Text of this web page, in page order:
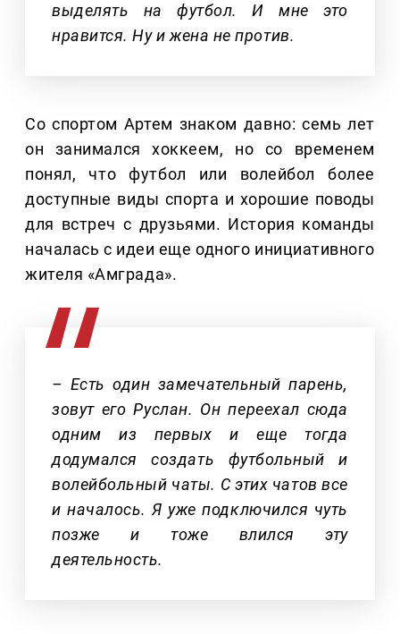
выделять на футбол. И мне это
нравится. Ну и жена не против.
Со спортом Артем знаком давно: семь лет
он занимался хоккеем, но со временем
понял, что футбол или волейбол более
доступные виды спорта и хорошие поводы
для встреч с друзьями. История команды
началась с идеи еще одного инициативного
жителя «Амграда».
– Есть один замечательный парень,
зовут его Руслан. Он переехал сюда
одним из первых и еще тогда
додумался создать футбольный и
волейбольный чаты. С этих чатов все
и началось. Я уже подключился чуть
позже и тоже влился эту
деятельность.